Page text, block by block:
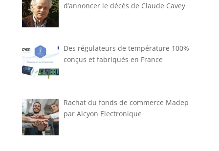
d’annoncer le décès de Claude Cavey
Des régulateurs de température 100%
conçus et fabriqués en France
Rachat du fonds de commerce Madep
par Alcyon Electronique